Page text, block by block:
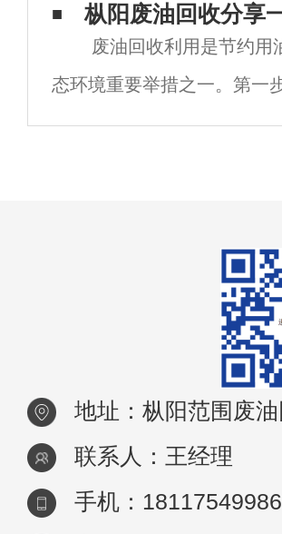
的回收、利用对固体废物的
对工业固体废物的
枞阳废油回收分享
废油回收利用是节约用
态环境重要举措之一。第一
地收集分类，并且储存后再
地址：枞阳范围废
联系人：王经理
手机：18117549986